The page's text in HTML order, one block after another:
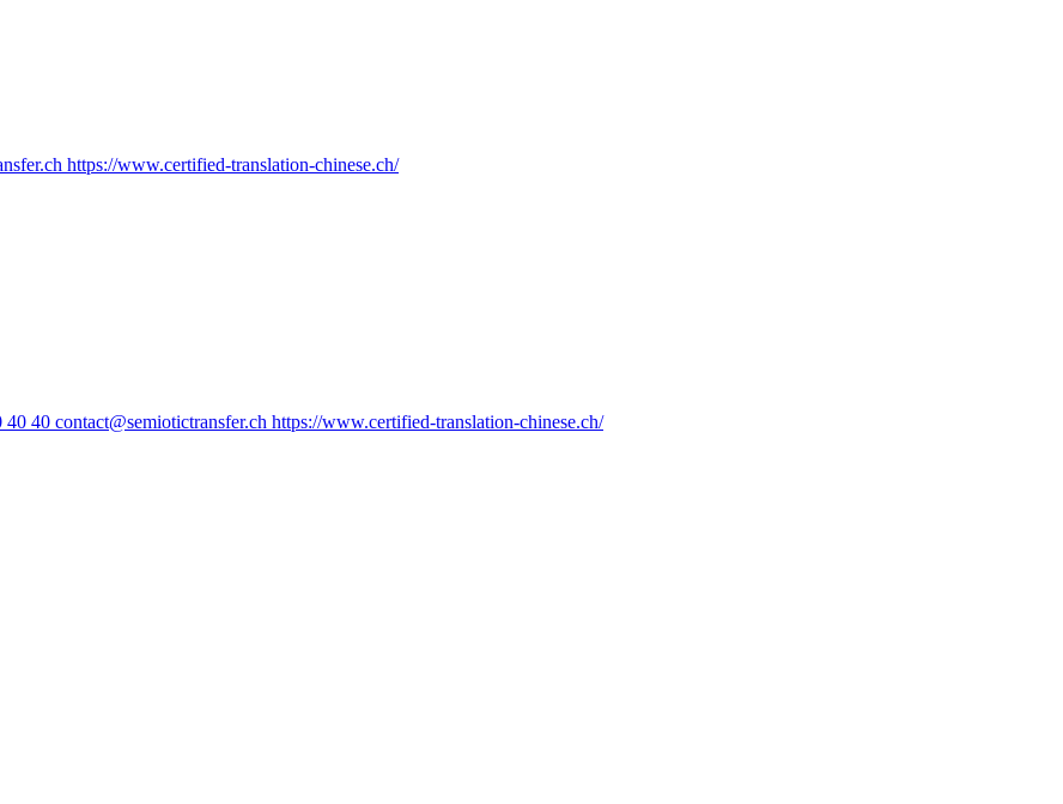
https://www.certified-translation-chinese.ch/
40 40 contact@semiotictransfer.ch https://www.certified-translation-chinese.ch/